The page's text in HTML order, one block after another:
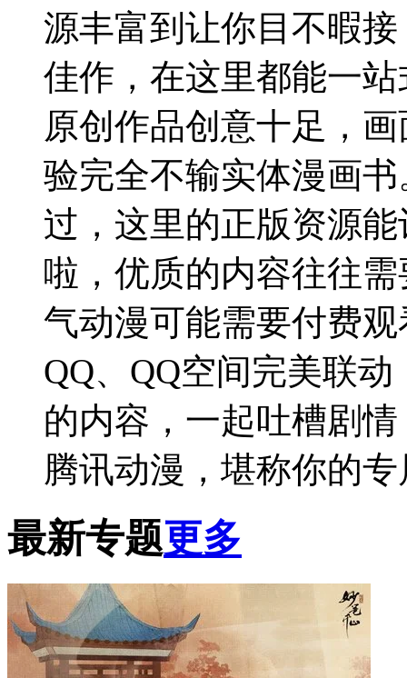
源丰富到让你目不暇
佳作，在这里都能一
原创作品创意十足，
验完全不输实体漫画
过，这里的正版资源
啦，优质的内容往往
气动漫可能需要付费
QQ、QQ空间完美联
的内容，一起吐槽剧
腾讯动漫，堪称你的
最新专题更多